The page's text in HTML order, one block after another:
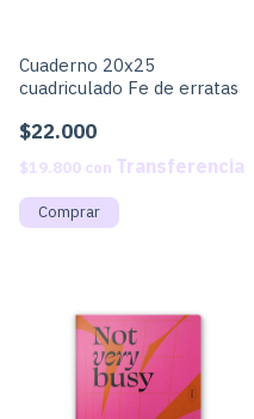
Cuaderno 20x25
cuadriculado Fe de erratas
$22.000
$19.800 con